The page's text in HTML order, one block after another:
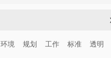
环境 规划 工作 标准 透明